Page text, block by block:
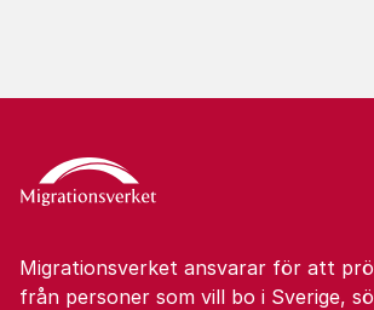
Migrationsverket ansvarar för att
från personer som vill bo i Sverige,